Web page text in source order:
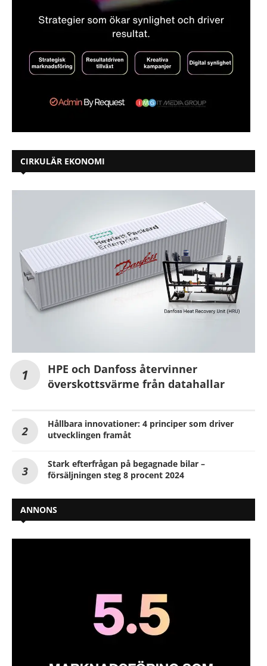
CIRKULÄR EKONOMI
HPE och Danfoss återvinner
överskottsvärme från datahallar
Hållbara innovationer: 4 principer som driver
utvecklingen framåt
Stark efterfrågan på begagnade bilar –
försäljningen steg 8 procent 2024
ANNONS